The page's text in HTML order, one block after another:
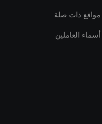
مواقع ذات صلة
أسماء العاملين